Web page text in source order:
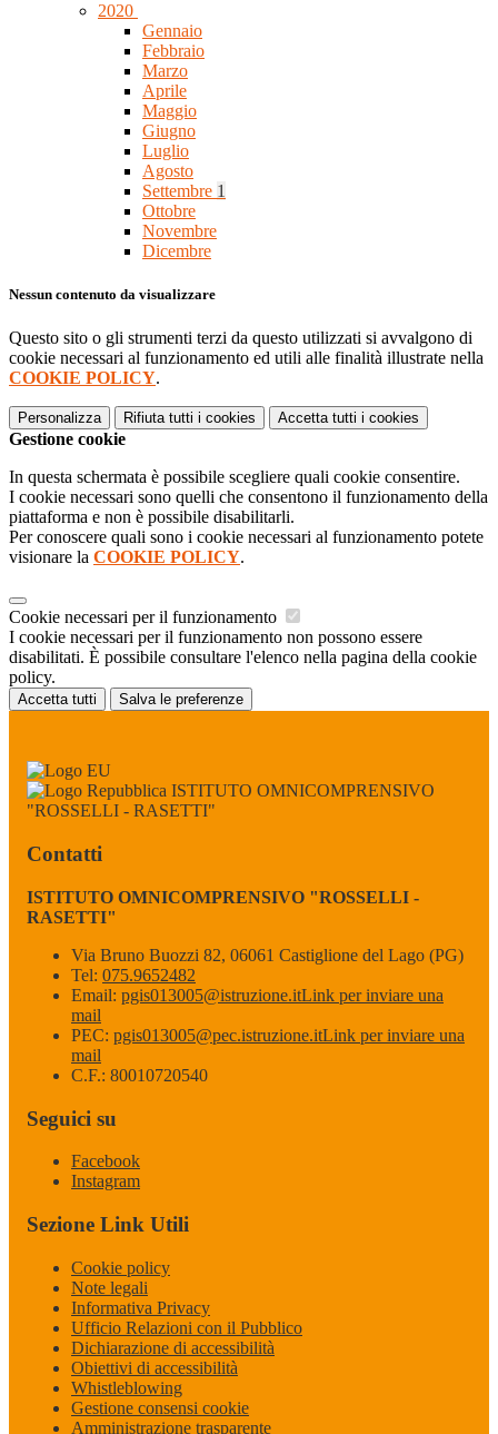
2020
Gennaio
Febbraio
Marzo
Aprile
Maggio
Giugno
Luglio
Agosto
Settembre 1
Ottobre
Novembre
Dicembre
Nessun contenuto da visualizzare
Questo sito o gli strumenti terzi da questo utilizzati si avvalgono di
cookie necessari al funzionamento ed utili alle finalità illustrate nella
COOKIE POLICY.
Personalizza Rifiuta tutti i cookies Accetta tutti i cookies
Gestione cookie
In questa schermata è possibile scegliere quali cookie consentire.
I cookie necessari sono quelli che consentono il funzionamento della
piattaforma e non è possibile disabilitarli.
Per conoscere quali sono i cookie necessari al funzionamento potete
visionare la COOKIE POLICY.
Cookie necessari per il funzionamento
I cookie necessari per il funzionamento non possono essere
disabilitati. È possibile consultare l'elenco nella pagina della cookie
policy.
Accetta tutti Salva le preferenze
ISTITUTO OMNICOMPRENSIVO
"ROSSELLI - RASETTI"
Contatti
ISTITUTO OMNICOMPRENSIVO "ROSSELLI -
RASETTI"
Via Bruno Buozzi 82, 06061 Castiglione del Lago (PG)
Tel: 075.9652482
Email: pgis013005@istruzione.itLink per inviare una
mail
PEC: pgis013005@pec.istruzione.itLink per inviare una
mail
C.F.: 80010720540
Seguici su
Facebook
Instagram
Sezione Link Utili
Cookie policy
Note legali
Informativa Privacy
Ufficio Relazioni con il Pubblico
Dichiarazione di accessibilità
Obiettivi di accessibilità
Whistleblowing
Gestione consensi cookie
Amministrazione trasparente